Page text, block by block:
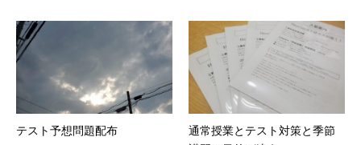
テスト予想問題配布
通常授業とテスト対策と季節